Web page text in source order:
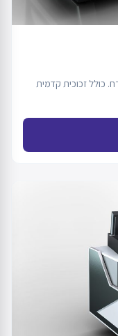
כולל זכוכית קדמית